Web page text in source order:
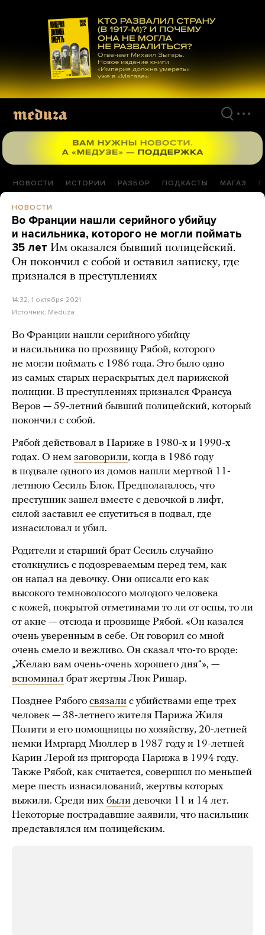
материалам
НОВОСТИ ИСТОРИИ РАЗБОР ПОДКАСТЫ МАГАЗ
НОВОСТИ
Во Франции нашли серийного убийцу
и насильника, которого не могли поймать
35 лет Им оказался бывший полицейский.
Он покончил с собой и оставил записку, где
признался в преступлениях
14:32, 1 октября 2021
Источник: Meduza
Во Франции нашли серийного убийцу
и насильника по прозвищу Рябой, которого
не могли поймать с 1986 года. Это было одно
из самых старых нераскрытых дел парижской
полиции. В преступлениях признался Франсуа
Веров — 59-летний бывший полицейский, который
покончил с собой.
Рябой действовал в Париже в 1980-х и 1990-х
годах. О нем заговорили, когда в 1986 году
в подвале одного из домов нашли мертвой 11-
летнюю Сесиль Блок. Предполагалось, что
преступник зашел вместе с девочкой в лифт,
силой заставил ее спуститься в подвал, где
изнасиловал и убил.
Родители и старший брат Сесиль случайно
столкнулись с подозреваемым перед тем, как
он напал на девочку. Они описали его как
высокого темноволосого молодого человека
с кожей, покрытой отметинами то ли от оспы, то ли
от акне — отсюда и прозвище Рябой. «Он казался
очень уверенным в себе. Он говорил со мной
очень смело и вежливо. Он сказал что-то вроде:
„Желаю вам очень-очень хорошего дня“», —
вспоминал брат жертвы Люк Ришар.
Позднее Рябого связали с убийствами еще трех
человек — 38-летнего жителя Парижа Жиля
Полити и его помощницы по хозяйству, 20-летней
немки Имргард Мюллер в 1987 году и 19-летней
Карин Лерой из пригорода Парижа в 1994 году.
Также Рябой, как считается, совершил по меньшей
мере шесть изнасилований, жертвы которых
выжили. Среди них были девочки 11 и 14 лет.
Некоторые пострадавшие заявили, что насильник
представлялся им полицейским.